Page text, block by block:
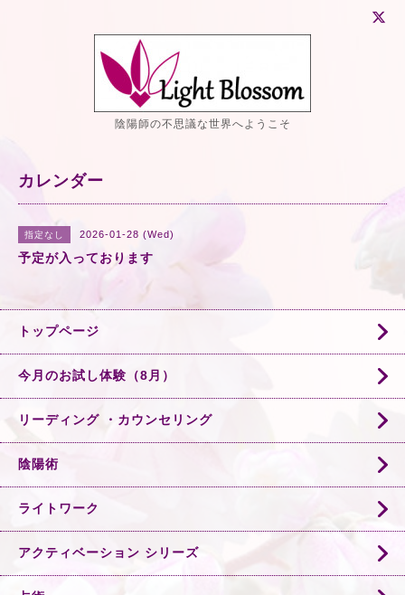
陰陽師の不思議な世界へようこそ
カレンダー
指定なし 2026-01-28 (Wed)
予定が入っております
トップページ
今月のお試し体験（8月）
リーディング ・カウンセリング
陰陽術
ライトワーク
アクティベーション シリーズ